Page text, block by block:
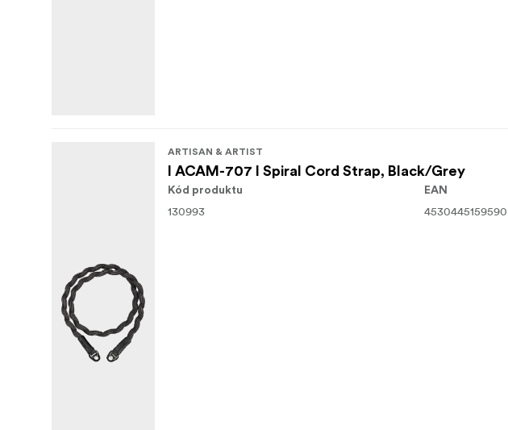
ARTISAN & ARTIST
I ACAM-707 I Spiral Cord Strap, Black/Grey
Kód produktu
130993
EAN
4530445159590